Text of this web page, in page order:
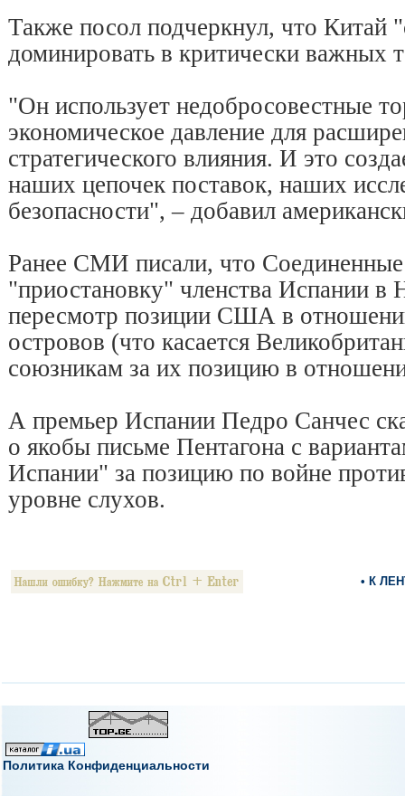
Также посол подчеркнул, что Китай
доминировать в критически важных
"Он использует недобросовестные
экономическое давление для
стратегического влияния. И это
наших цепочек поставок, наших
безопасности", – добавил
Ранее СМИ писали, что
"приостановку" членства Испании
пересмотр позиции США в
островов (что касается
союзникам за их позицию в
А премьер Испании Педро Санчес
о якобы письме Пентагона с
Испании" за позицию по войне
уровне слухов.
• К
Политика Конфиденциальности